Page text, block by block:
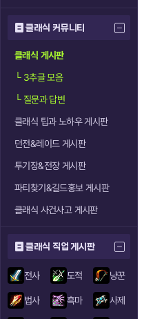
클래식 커뮤니티
클래식 게시판
└3추글 모음
└질문과 답변
클래식 팁과 노하우 게시판
던전&레이드 게시판
투기장&전장 게시판
파티찾기&길드홍보 게시판
클래식 사건사고 게시판
클래식 직업 게시판
전사 도적 냥꾼
법사 흑마 사제